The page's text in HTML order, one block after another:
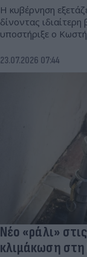
Η κυβέρνηση
δίνοντας
υποστήριξε ο
23.07.2026 07:44
Νέο «ράλι»
κλιμάκωση